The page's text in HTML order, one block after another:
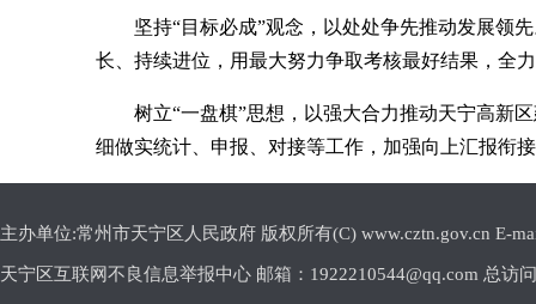
坚持“目标必成”观念，以处处争先推动发展领
长、持续进位，用最大努力争取考核最好结果，全
树立“一盘棋”思想，以强大合力推动天宁高新
细做实统计、申报、对接等工作，加强向上汇报衔
主办单位:常州市天宁区人民政府 版权所有(C) www.cztn.gov.cn E-
天宁区互联网不良信息举报中心 邮箱：1922210544@qq.com 总访